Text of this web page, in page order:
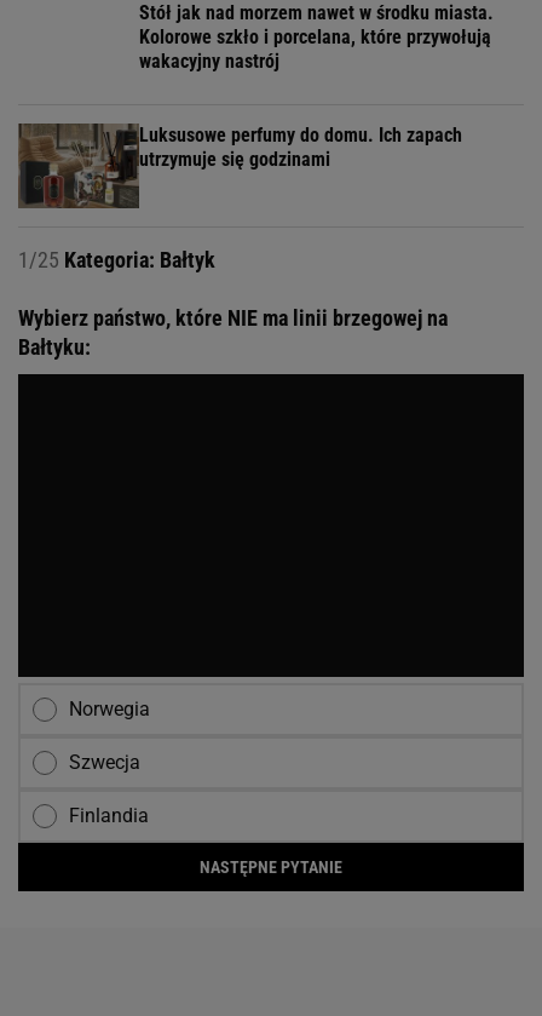
Stół jak nad morzem nawet w środku miasta.
Kolorowe szkło i porcelana, które przywołują
wakacyjny nastrój
Luksusowe perfumy do domu. Ich zapach
utrzymuje się godzinami
1/25 Kategoria: Bałtyk
Wybierz państwo, które NIE ma linii brzegowej na
Bałtyku:
Norwegia
Szwecja
Finlandia
NASTĘPNE PYTANIE